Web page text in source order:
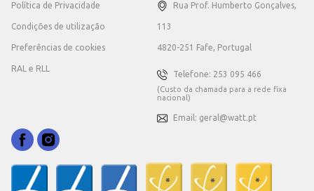
Política de Privacidade
Condições de utilização
Preferências de cookies
RAL e RLL
Rua Prof. Humberto Gonçalves,
113
4820-251 Fafe, Portugal
Telefone: 253 095 466
(Custo da chamada para a rede fixa
nacional)
Email: geral@watt.pt